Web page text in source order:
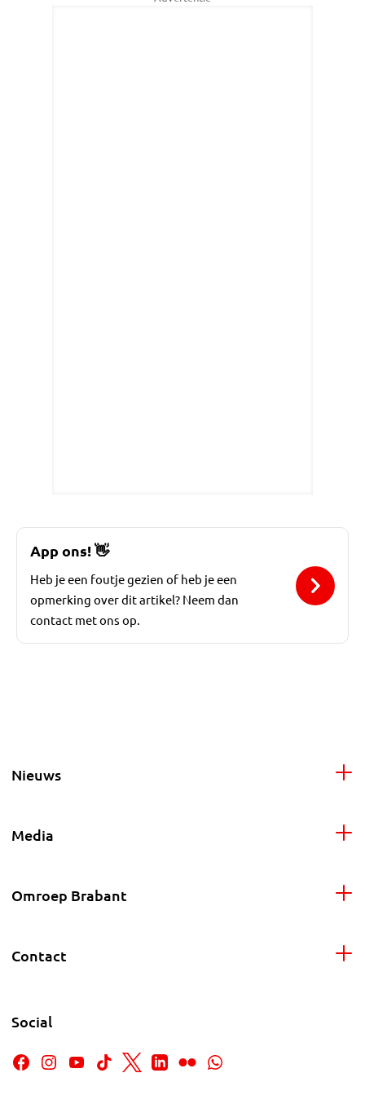
App ons!👋
Heb je een foutje gezien of heb je een
opmerking over dit artikel? Neem dan
contact met ons op.
Nieuws
Media
Omroep Brabant
Contact
Social